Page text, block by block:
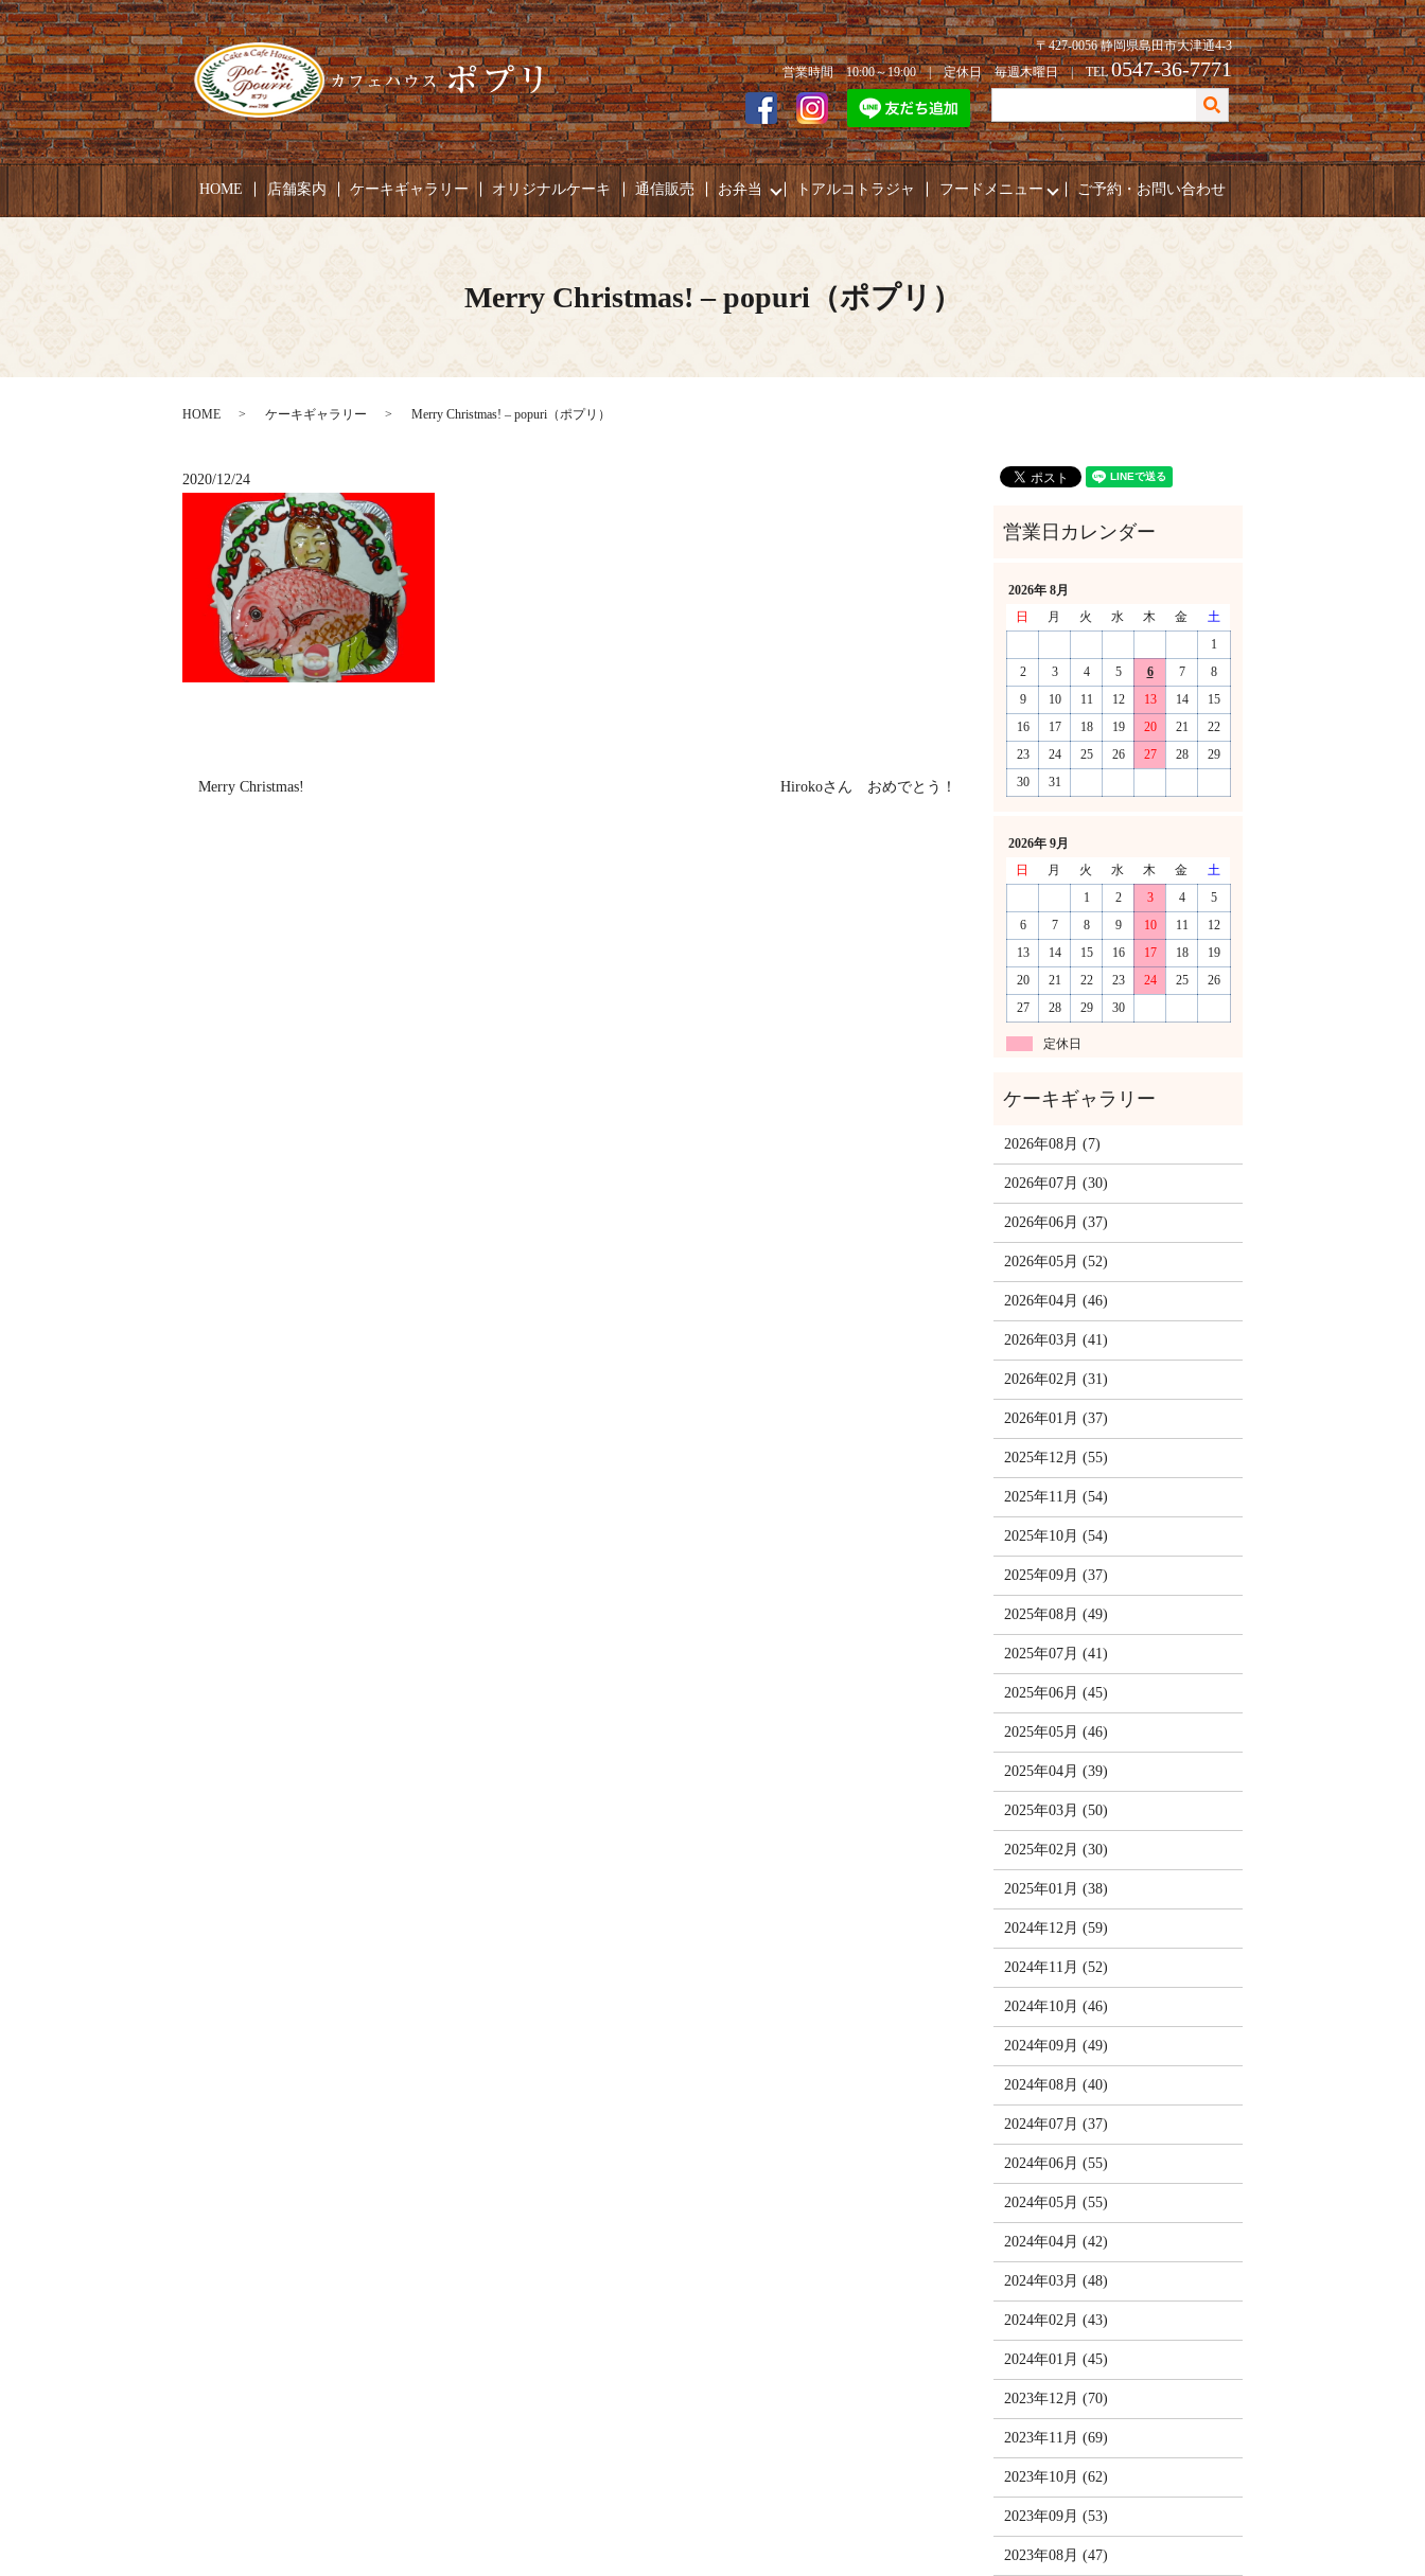
〒427-0056 静岡県島田市大津通4-3
営業時間 10:00～19:00 | 定休日 毎週木曜日 | TEL0547-36-7771
HOME 店舗案内 ケーキギャラリー オリジナルケーキ 通信販売 お弁当 トアルコトラジャ フードメニュー ご予約・お問い合わせ
Merry Christmas! – popuri（ポプリ）
HOME ケーキギャラリー Merry Christmas! – popuri（ポプリ）
2020/12/24
Merry Christmas! Hirokoさん おめでとう！
2026年 8月
日
月 火 水 木 金
土
1
2
3 4 5 6 7
8
9
10 11 12 13 14
15
16
17 18 19 20 21
22
23
24 25 26 27 28
29
30
31
2026年 9月
日
月 火 水 木 金
土
1
2 3 4
5
6
7 8 9 10 11
12
13
14 15 16 17 18
19
20
21 22 23 24 25
26
27
28 29 30
定休日
2026年08月 (7)
2026年07月 (30)
2026年06月 (37)
2026年05月 (52)
2026年04月 (46)
2026年03月 (41)
2026年02月 (31)
2026年01月 (37)
2025年12月 (55)
2025年11月 (54)
2025年10月 (54)
2025年09月 (37)
2025年08月 (49)
2025年07月 (41)
2025年06月 (45)
2025年05月 (46)
2025年04月 (39)
2025年03月 (50)
2025年02月 (30)
2025年01月 (38)
2024年12月 (59)
2024年11月 (52)
2024年10月 (46)
2024年09月 (49)
2024年08月 (40)
2024年07月 (37)
2024年06月 (55)
2024年05月 (55)
2024年04月 (42)
2024年03月 (48)
2024年02月 (43)
2024年01月 (45)
2023年12月 (70)
2023年11月 (69)
2023年10月 (62)
2023年09月 (53)
2023年08月 (47)